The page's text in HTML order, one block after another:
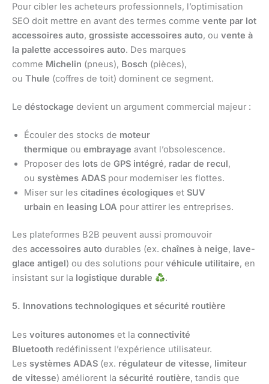
Pour cibler les acheteurs professionnels, l’optimisation
SEO doit mettre en avant des termes comme vente par lot
accessoires auto, grossiste accessoires auto, ou vente à
la palette accessoires auto. Des marques
comme Michelin (pneus), Bosch (pièces),
ou Thule (coffres de toit) dominent ce segment.
Le déstockage devient un argument commercial majeur :
Écouler des stocks de moteur
thermique ou embrayage avant l’obsolescence.
Proposer des lots de GPS intégré, radar de recul,
ou systèmes ADAS pour moderniser les flottes.
Miser sur les citadines écologiques et SUV
urbain en leasing LOA pour attirer les entreprises.
Les plateformes B2B peuvent aussi promouvoir
des accessoires auto durables (ex. chaînes à neige, lave-
glace antigel) ou des solutions pour véhicule utilitaire, en
insistant sur la logistique durable .
5. Innovations technologiques et sécurité routière
Les voitures autonomes et la connectivité
Bluetooth redéfinissent l’expérience utilisateur.
Les systèmes ADAS (ex. régulateur de vitesse, limiteur
de vitesse) améliorent la sécurité routière, tandis que